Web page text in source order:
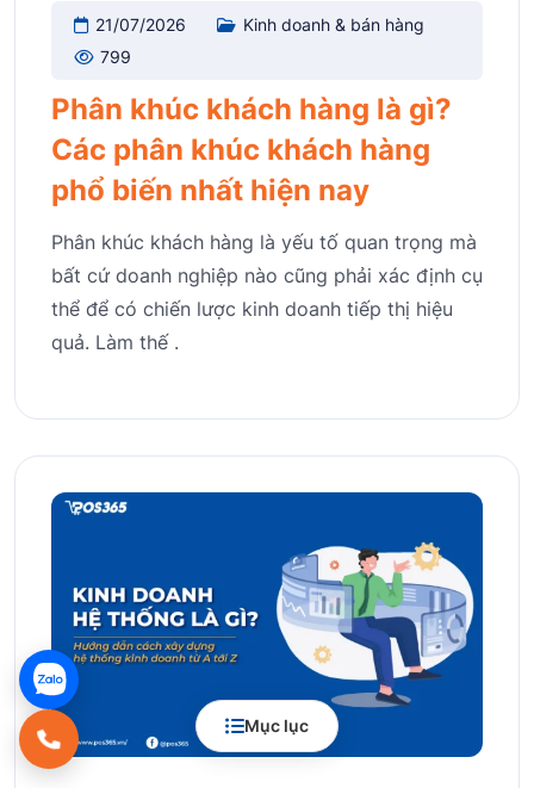
Mục lục
21/07/2026
Kinh doanh & bán hàng
799
Phân khúc khách hàng là gì?
Các phân khúc khách hàng
phổ biến nhất hiện nay
Phân khúc khách hàng là yếu tố quan trọng mà
bất cứ doanh nghiệp nào cũng phải xác định cụ
thể để có chiến lược kinh doanh tiếp thị hiệu
quả. Làm thế .